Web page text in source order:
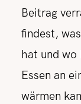
Beitrag
findest,
hat und wo
Essen an
wärmen